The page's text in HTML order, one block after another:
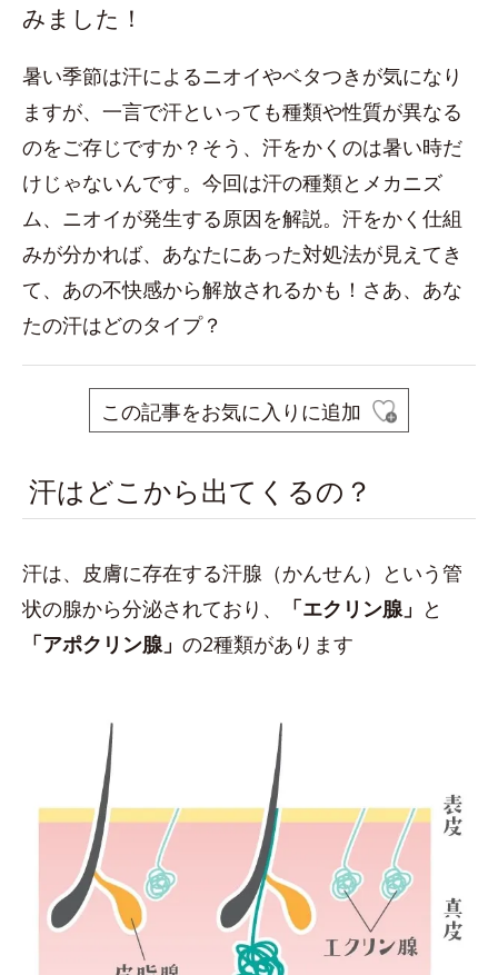
みました！
暑い季節は汗によるニオイやベタつきが気になり
ますが、一言で汗といっても種類や性質が異なる
のをご存じですか？そう、汗をかくのは暑い時だ
けじゃないんです。今回は汗の種類とメカニズ
ム、ニオイが発生する原因を解説。汗をかく仕組
みが分かれば、あなたにあった対処法が見えてき
て、あの不快感から解放されるかも！さあ、あな
たの汗はどのタイプ？
この記事をお気に入りに追加
汗はどこから出てくるの？
汗は、皮膚に存在する汗腺（かんせん）という管
状の腺から分泌されており、
「エクリン腺」 と
「アポクリン腺」 の2種類があります